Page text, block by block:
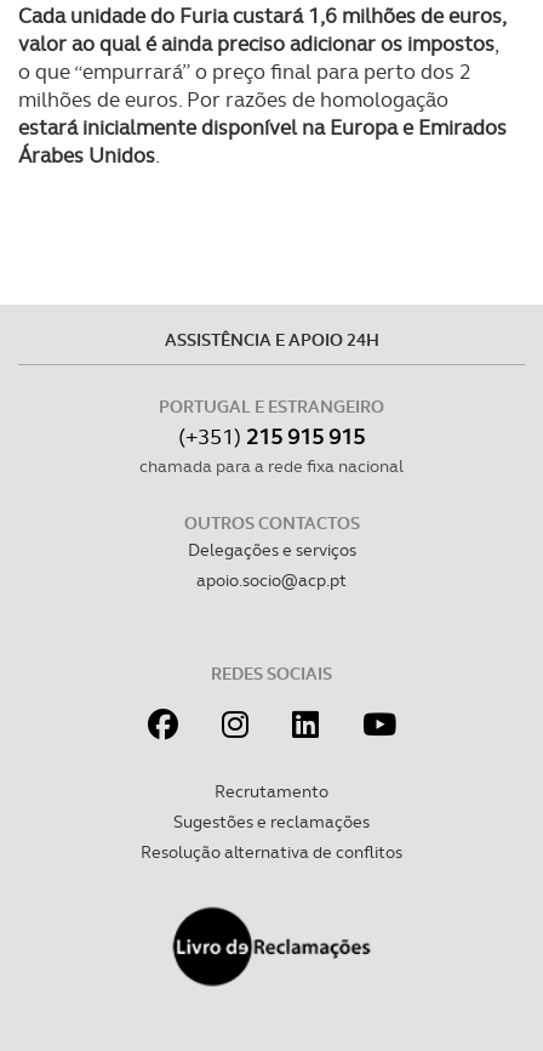
Cada unidade do Furia custará 1,6 milhões de euros,
valor ao qual é ainda preciso adicionar os impostos,
o que “empurrará” o preço final para perto dos 2
milhões de euros. Por razões de homologação
estará inicialmente disponível na Europa e Emirados
Árabes Unidos.
ASSISTÊNCIA E APOIO 24H
PORTUGAL E ESTRANGEIRO
(+351) 215 915 915
chamada para a rede fixa nacional
OUTROS CONTACTOS
Delegações e serviços
apoio.socio@acp.pt
REDES SOCIAIS
Recrutamento
Sugestões e reclamações
Resolução alternativa de conflitos